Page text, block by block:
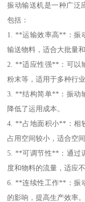
振动输送机是一种广泛
包括：
1. **运输效率高**：振
输送物料，适合大批量
2. **适应性强**：可以
粉末等，适用于多种行业
3. **结构简单**：振动
降低了运用成本。
4. **占地面积小**：相
占用空间较小，适合空
5. **可调节性**：通过
度和物料的流量，适应
6. **连续性工作**：振
的影响，提高生产效率。